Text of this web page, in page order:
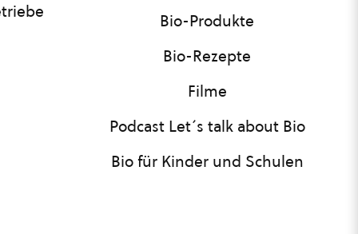
Bio-Produkte
Bio-Rezepte
Filme
Podcast Let´s talk about Bio
Bio für Kinder und Schulen